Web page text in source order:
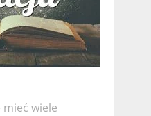
mieć wiele